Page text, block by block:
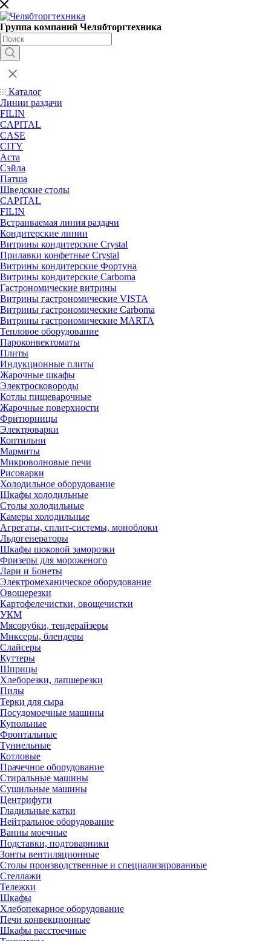
Группа компаний Челябторгтехника
Каталог
Линии раздачи
FILIN
CAPITAL
CASE
CITY
Аста
Сэйла
Патша
Шведские столы
CAPITAL
FILIN
Встраиваемая линия раздачи
Кондитерские линии
Витрины кондитерские Crystal
Прилавки конфетные Crystal
Витрины кондитерские Фортуна
Витрины кондитерские Carboma
Гастрономические витрины
Витрины гастрономические VISTA
Витрины гастрономические Carboma
Витрины гастрономические MARTA
Тепловое оборудование
Пароконвектоматы
Плиты
Индукционные плиты
Жарочные шкафы
Электросковороды
Котлы пищеварочные
Жарочные поверхности
Фритюрницы
Электроварки
Коптильни
Мармиты
Микроволновые печи
Рисоварки
Холодильное оборудование
Шкафы холодильные
Столы холодильные
Камеры холодильные
Агрегаты, сплит-системы, моноблоки
Льдогенераторы
Шкафы шоковой заморозки
Фризеры для мороженого
Лари и Бонеты
Электромеханическое оборудование
Овощерезки
Картофелечистки, овощечистки
УКМ
Мясорубки, тендерайзеры
Миксеры, блендеры
Слайсеры
Куттеры
Шприцы
Хлеборезки, лапшерезки
Пилы
Терки для сыра
Посудомоечные машины
Купольные
Фронтальные
Туннельные
Котловые
Прачечное оборудование
Стиральные машины
Сушильные машины
Центрифуги
Гладильные катки
Нейтральное оборудование
Ванны моечные
Подставки, подтоварники
Зонты вентиляционные
Столы производственные и специализированные
Стеллажи
Тележки
Шкафы
Хлебопекарное оборудование
Печи конвекционные
Шкафы расстоечные